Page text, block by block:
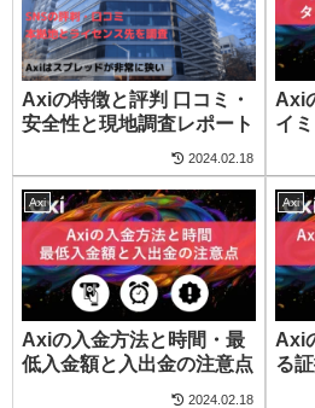
Axiの特徴と評判 口コミ・
安全性と現地調査レポート
2024.02.18
Axi
イ
Axi
Axiの入金方法と時間・最
低入金額と入出金の注意点
2024.02.18
Axi
Axi
る